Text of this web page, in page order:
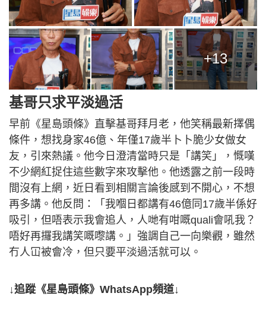
+13
基哥只求平淡過活
早前《星島頭條》直擊基哥拜月老，他笑稱最新擇偶
條件，想找身家46億、年僅17歲半卜卜脆少女做女
友，引來熱議。他今日澄清當時只是「講笑」，慨嘆
不少網紅捉住這些數字來攻擊他。他透露之前一段時
間沒有上網，近日看到相關言論後感到不開心，不想
再多講。他反問：「我嗰日都講有46億同17歲半係好
吸引，但唔表示我會追人，人哋有咁嘅quali會吼我？
唔好再攞我講笑嘅嚟講。」強調自己一向樂觀，雖然
冇人冚被會冷，但只要平淡過活就可以。
↓追蹤《星島頭條》WhatsApp頻道↓